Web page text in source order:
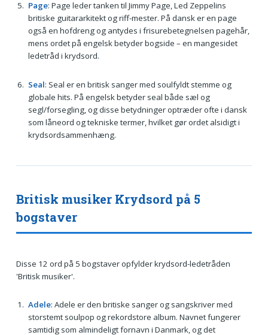
Page: Page leder tanken til Jimmy Page, Led Zeppelins
britiske guitararkitekt og riff-mester. På dansk er en page
også en hofdreng og antydes i frisurebetegnelsen pagehår,
mens ordet på engelsk betyder bogside – en mangesidet
ledetråd i krydsord.
Seal: Seal er en britisk sanger med soulfyldt stemme og
globale hits. På engelsk betyder seal både sæl og
segl/forsegling, og disse betydninger optræder ofte i dansk
som låneord og tekniske termer, hvilket gør ordet alsidigt i
krydsordsammenhæng.
Britisk musiker Krydsord på 5
bogstaver
Disse 12 ord på 5 bogstaver opfylder krydsord-ledetråden
'Britisk musiker'.
Adele: Adele er den britiske sanger og sangskriver med
storstemt soulpop og rekordstore album. Navnet fungerer
samtidig som almindeligt fornavn i Danmark, og det